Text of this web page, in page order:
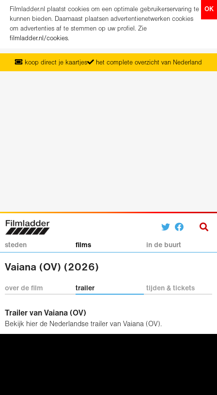
OK
Filmladder.nl plaatst cookies om een optimale gebruikerservaring te
kunnen bieden. Daarnaast plaatsen advertentienetwerken cookies
om advertenties af te stemmen op uw profiel. Zie
filmladder.nl/cookies.
koop direct je kaartjes
het complete overzicht van Nederland
vanaf maandag het nieuwe programma
steden films in de buurt
Vaiana (OV) (2026)
over de film trailer tijden & tickets
Trailer van Vaiana (OV)
Bekijk hier de Nederlandse trailer van Vaiana (OV).